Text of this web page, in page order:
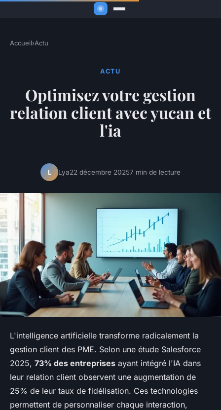
Accueil›Actu
ACTU
Optimisez votre gestion
relation client avec yucan et
l'ia
L Lya22 décembre 20257 min de lecture
L'intelligence artificielle transforme radicalement la
gestion client des PME. Selon une étude Salesforce
2025, 73% des entreprises ayant intégré l'IA dans
leur relation client observent une augmentation de
25% de leur taux de fidélisation. Ces technologies
permettent de personnaliser chaque interaction,